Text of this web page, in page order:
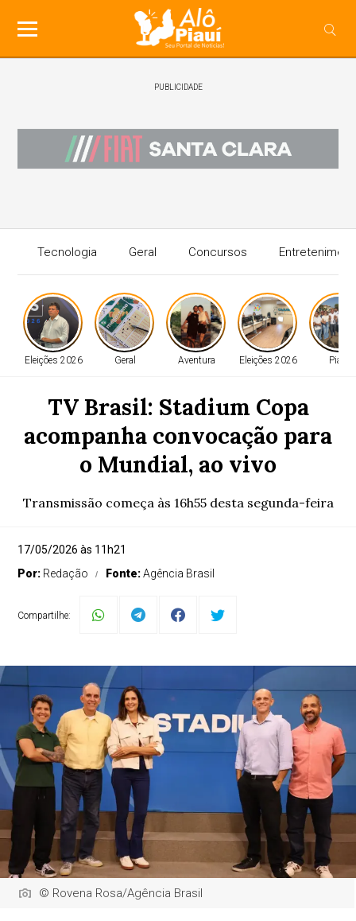
PUBLICIDADE
Tecnologia Geral Concursos
Eleições 2026 Geral Aventura Eleições 2026 Piauí
TV Brasil: Stadium Copa
acompanha convocação para
o Mundial, ao vivo
Transmissão começa às 16h55 desta segunda-feira
17/05/2026 às 11h21
Por: Redação Fonte:Agência Brasil
Compartilhe:
© Rovena Rosa/Agência Brasil